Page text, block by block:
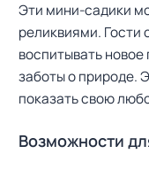
Эти мини-садики
реликвиями. Гости
воспитывать
заботы о природе.
показать свою
Возможности
а